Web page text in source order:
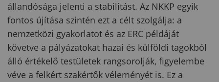
állandósága jelenti a stabilitást. Az NKKP egyik
fontos újítása szintén ezt a célt szolgálja: a
nemzetközi gyakorlatot és az ERC példáját
követve a pályázatokat hazai és külföldi tagokból
álló értékelő testületek rangsorolják, figyelembe
véve a felkért szakértők véleményét is. Ez a